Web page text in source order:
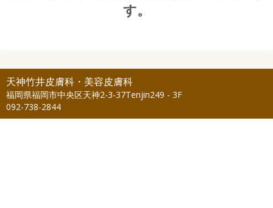
す。
天神竹井皮膚科・美容皮膚科
福岡県福岡市中央区天神2-3-37Tenjin249 - 3F
092-738-2844